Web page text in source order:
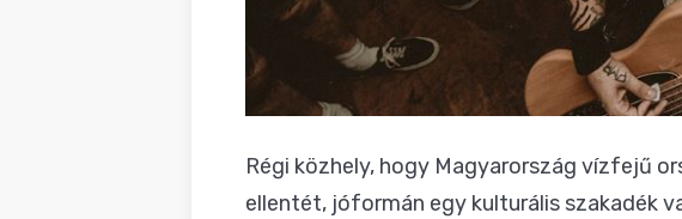
Régi közhely, hogy Magyarország vízfejű
ellentét, jóformán egy kulturális szakadék